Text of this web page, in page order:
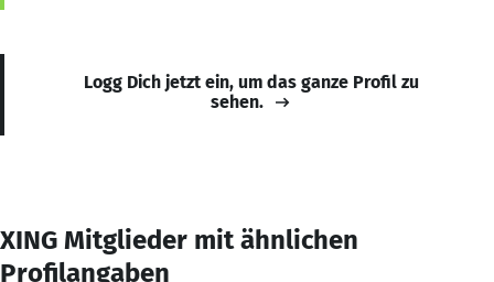
Logg Dich jetzt ein, um das ganze Profil zu
sehen.
XING Mitglieder mit ähnlichen
Profilangaben